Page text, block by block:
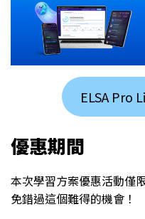
ELSA Pro
優惠期間
本次學習方案優惠活動僅
免錯過這個難得的機會！